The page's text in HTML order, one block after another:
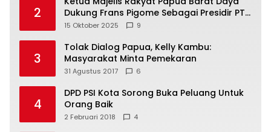
2
Dukung Frans Pigome Sebagai Presidir PT
Freeport Indonesia
15 Oktober 2025 9
3
Tolak Dialog Papua, Kelly Kambu:
Masyarakat Minta Pemekaran
31 Agustus 2017 6
4
DPD PSI Kota Sorong Buka Peluang Untuk
Orang Baik
2 Februari 2018 4